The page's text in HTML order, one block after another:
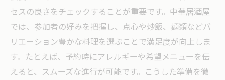
セスの良さをチェックすることが重要です。中華居酒屋
では、参加者の好みを把握し、点心や炒飯、麺類などバ
リエーション豊かな料理を選ぶことで満足度が向上しま
す。たとえば、予約時にアレルギーや希望メニューを伝
えると、スムーズな進行が可能です。こうした準備を徹